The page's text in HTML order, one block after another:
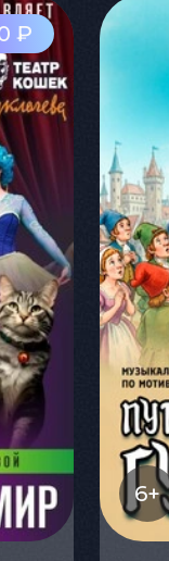
₽
6+